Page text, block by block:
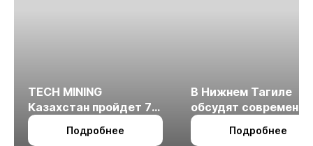
TECH MINING
Казахстан пройдет 7
октября в Алматы
Подробнее
В Нижнем Тагиле
обсудят
технологии
измельчения
Подробнее